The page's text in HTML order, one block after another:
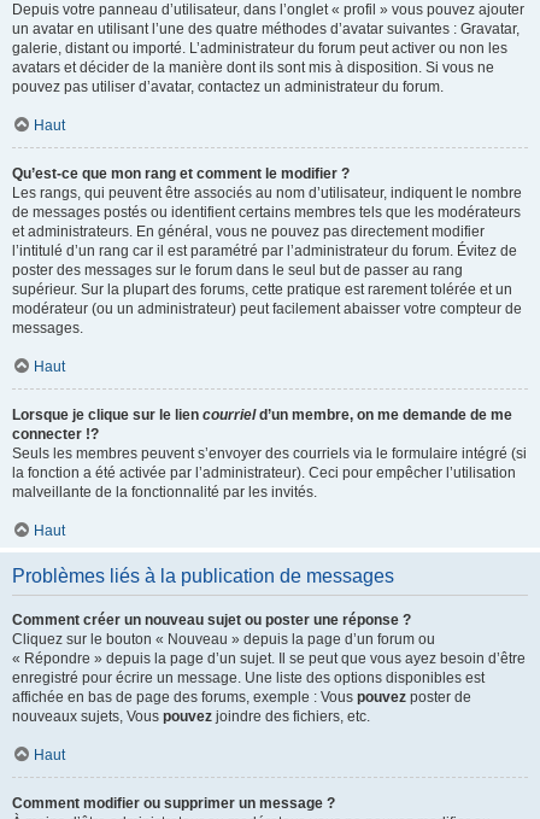
Depuis votre panneau d’utilisateur, dans l’onglet « profil » vous pouvez ajouter
un avatar en utilisant l’une des quatre méthodes d’avatar suivantes : Gravatar,
galerie, distant ou importé. L’administrateur du forum peut activer ou non les
avatars et décider de la manière dont ils sont mis à disposition. Si vous ne
pouvez pas utiliser d’avatar, contactez un administrateur du forum.
Haut
Qu’est-ce que mon rang et comment le modifier ?
Les rangs, qui peuvent être associés au nom d’utilisateur, indiquent le nombre
de messages postés ou identifient certains membres tels que les modérateurs
et administrateurs. En général, vous ne pouvez pas directement modifier
l’intitulé d’un rang car il est paramétré par l’administrateur du forum. Évitez de
poster des messages sur le forum dans le seul but de passer au rang
supérieur. Sur la plupart des forums, cette pratique est rarement tolérée et un
modérateur (ou un administrateur) peut facilement abaisser votre compteur de
messages.
Haut
Lorsque je clique sur le lien courrield’un membre, on me demande de me
connecter !?
Seuls les membres peuvent s’envoyer des courriels via le formulaire intégré (si
la fonction a été activée par l’administrateur). Ceci pour empêcher l’utilisation
malveillante de la fonctionnalité par les invités.
Haut
Problèmes liés à la publication de messages
Comment créer un nouveau sujet ou poster une réponse ?
Cliquez sur le bouton « Nouveau » depuis la page d’un forum ou
« Répondre » depuis la page d’un sujet. Il se peut que vous ayez besoin d’être
enregistré pour écrire un message. Une liste des options disponibles est
affichée en bas de page des forums, exemple : Vous pouvez poster de
nouveaux sujets, Vous pouvez joindre des fichiers, etc.
Haut
Comment modifier ou supprimer un message ?